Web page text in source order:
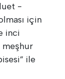
-
için
inci
meşhur
ile